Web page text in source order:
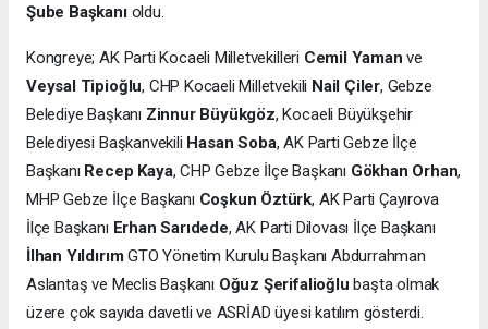
Şube Başkanıoldu.
Kongreye; AK Parti Kocaeli Milletvekilleri Cemil Yaman ve
Veysal Tipioğlu, CHP Kocaeli Milletvekili Nail Çiler, Gebze
Belediye Başkanı Zinnur Büyükgöz, Kocaeli Büyükşehir
Belediyesi Başkanvekili Hasan Soba, AK Parti Gebze İlçe
Başkanı Recep Kaya, CHP Gebze İlçe Başkanı Gökhan Orhan,
MHP Gebze İlçe Başkanı Coşkun Öztürk, AK Parti Çayırova
İlçe Başkanı Erhan Sarıdede, AK Parti Dilovası İlçe Başkanı
İlhan YıldırımGTO Yönetim Kurulu Başkanı Abdurrahman
Aslantaş ve Meclis Başkanı Oğuz Şerifalioğlu başta olmak
üzere çok sayıda davetli ve ASRİAD üyesi katılım gösterdi.